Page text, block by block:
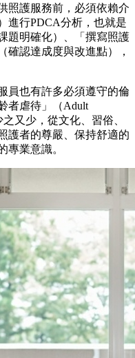
照護服務前，必須依賴介
進行PDCA分析，也就是
題明確化）、「撰寫照護
確認達成度與改進點），
員也有許多必須遵守的倫
者虐待」（Adult
又少，從文化、習俗、
護者的尊嚴、保持舒適的
專業意識。